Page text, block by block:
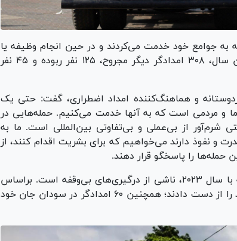
به جوامع خود خدمت می‌کردند و در حین انجام وظیفه یا
در خانه‌های خود مورد حمله قرار گرفتند. در همان سال، ۳۰۸ امدادگر دیگر مجروح، ۱۲۵ نفر ربوده و ۴۵ نفر
و هماهنگ‌کننده امداد اضطراری، گفت: حتی یک
و مردمی است که به آنها خدمت می‌کنیم. حمله‌هایی در
از بی‌عملی و بی‌تفاوتی بین‌المللی است. ما به
و نفوذ دارند می‌خواهیم که برای بشریت اقدام کنند، از
حمله‌ها را پاسخگو قرار دهند.
افزایش ۳۱ درصدی مرگ‌ومیر امدادگران در مقایسه با سال ۲۰۲۳، ناشی از درگیری‌های بی‌وقفه است. براساس
آمارها، ۱۸۱ امدادگر طی سال ۲۰۲۴ در غزه جان خود را از دست دادند؛ همچنین ۶۰ امدادگر در سودان جان خود